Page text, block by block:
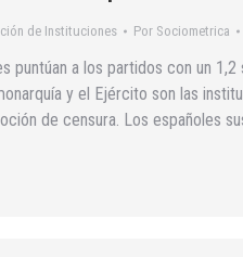
de Instituciones Por Sociometrica
puntúan a los partidos con un
y el Ejército son las
de censura. Los españoles